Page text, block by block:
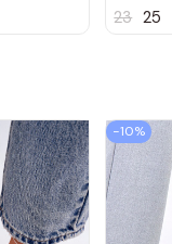
23 25
−10%